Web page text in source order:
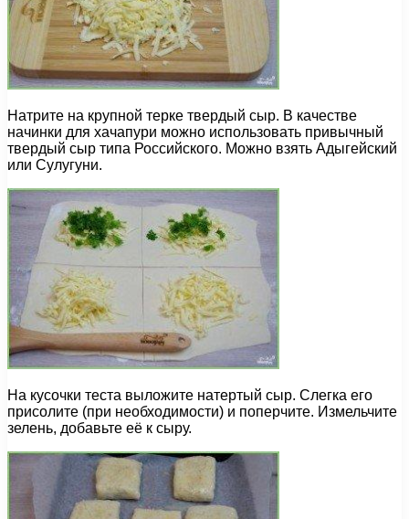
Натрите на крупной терке твердый сыр. В качестве
начинки для хачапури можно использовать привычный
твердый сыр типа Российского. Можно взять Адыгейский
или Сулугуни.
На кусочки теста выложите натертый сыр. Слегка его
присолите (при необходимости) и поперчите. Измельчите
зелень, добавьте её к сыру.